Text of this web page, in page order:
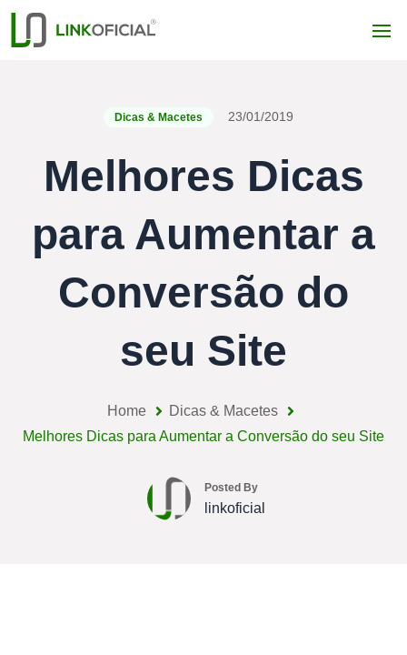
Dicas & Macetes 23/01/2019
Melhores Dicas
para Aumentar a
Conversão do
seu Site
Home
Dicas & Macetes
Melhores Dicas para Aumentar a Conversão do seu Site
Posted By
linkoficial